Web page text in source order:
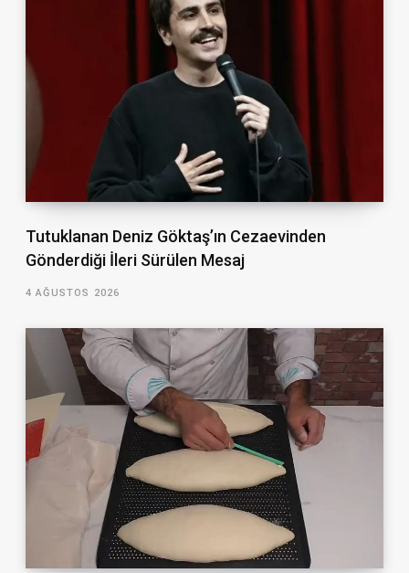
Tutuklanan Deniz Göktaş’ın Cezaevinden
Gönderdiği İleri Sürülen Mesaj
4 AĞUSTOS 2026